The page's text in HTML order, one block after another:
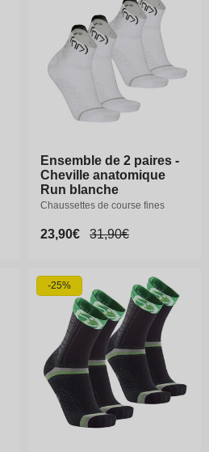
Ensemble de 2 paires -
Cheville anatomique
Run blanche
Chaussettes de course fines
Prix
23,90€
Prix
31,90€
Ensemble de 2 paires -
Cheville anatomique
Run blanche
Chaussettes de course fines
Prix
23,90€
Prix
31,90€
35-38 39-41
42-44
45-47
-25%